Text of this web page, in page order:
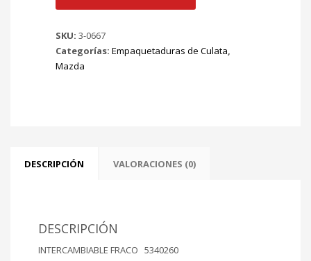
MAZDA
3500
DIESEL
84/...
LAMINADA
SKU: 3-0667
Categorías: Empaquetaduras de Culata,
Mazda
DESCRIPCIÓN VALORACIONES (0)
DESCRIPCIÓN
INTERCAMBIABLE FRACO 5340260